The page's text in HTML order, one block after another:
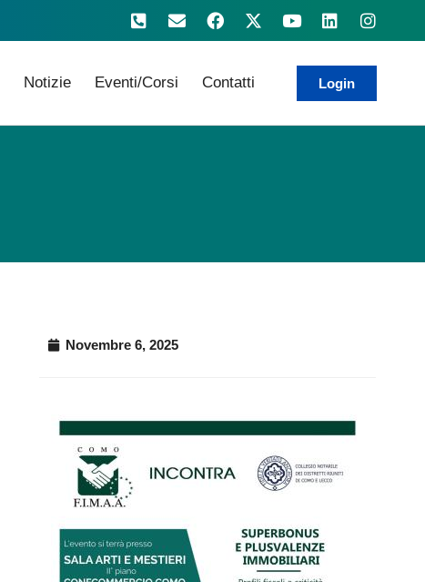
Notizie Eventi/Corsi Contatti Login
Novembre 6, 2025